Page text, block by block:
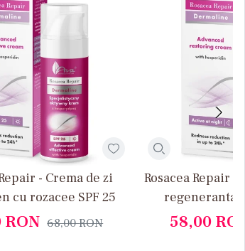
- Crema de zi
cu rozacee SPF 25
RON 68,00RON
Rosacea Repair -
regeneranta
58,00